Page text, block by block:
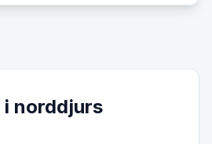
norddjurs